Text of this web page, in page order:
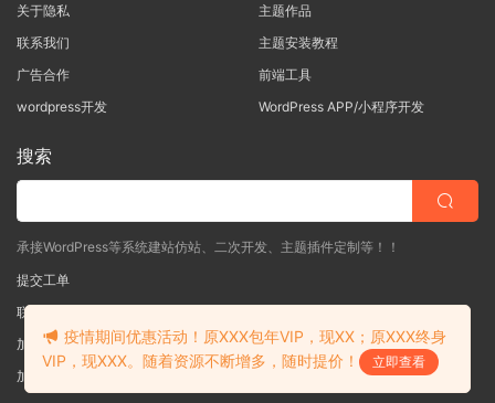
关于隐私
联系我们
广告合作
wordpress开发
主题作品
主题安装教程
前端工具
WordPress APP/小程序开发
搜索
承接WordPress等系统建站仿站、二次开发、主题插件定制等！！
提交工单
联系客服
加入QQ一群（验证: mobantu）
加入QQ二群
疫情期间优惠活动！原XXX包年VIP，现XX；原XXX终身
VIP，现XXX。随着资源不断增多，随时提价！
立即查看